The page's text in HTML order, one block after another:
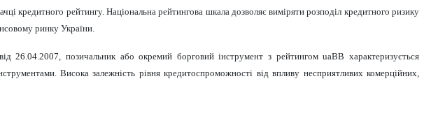
кредитного рейтингу. Національна рейтингова шкала дозволяє виміряти розподіл кредитного ризику
ринку України.
26.04.2007, позичальник або окремий борговий інструмент з рейтингомuaBB характеризується
Висока залежність рівня кредитоспроможності від впливу несприятливих комерційних,